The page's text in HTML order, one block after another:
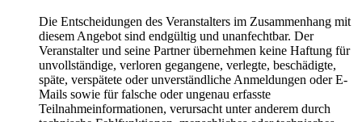
Die Entscheidungen des Veranstalters im Zusammenhang mit
diesem Angebot sind endgültig und unanfechtbar. Der
Veranstalter und seine Partner übernehmen keine Haftung für
unvollständige, verloren gegangene, verlegte, beschädigte,
späte, verspätete oder unverständliche Anmeldungen oder E-
Mails sowie für falsche oder ungenau erfasste
Teilnahmeinformationen, verursacht unter anderem durch